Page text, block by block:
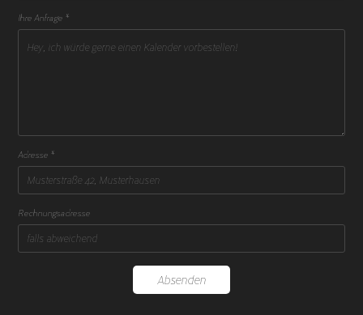
Ihre Anfrage *
Adresse *
Rechnungsadresse
Absenden